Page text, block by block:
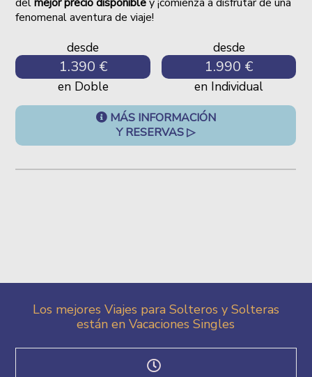
fenomenal aventura de viaje!
desde
1.390 €
en Doble
desde
1.990 €
en Individual
MÁS INFORMACIÓN
Y RESERVAS ▷
Los mejores Viajes para Solteros y Solteras
están en Vacaciones Singles